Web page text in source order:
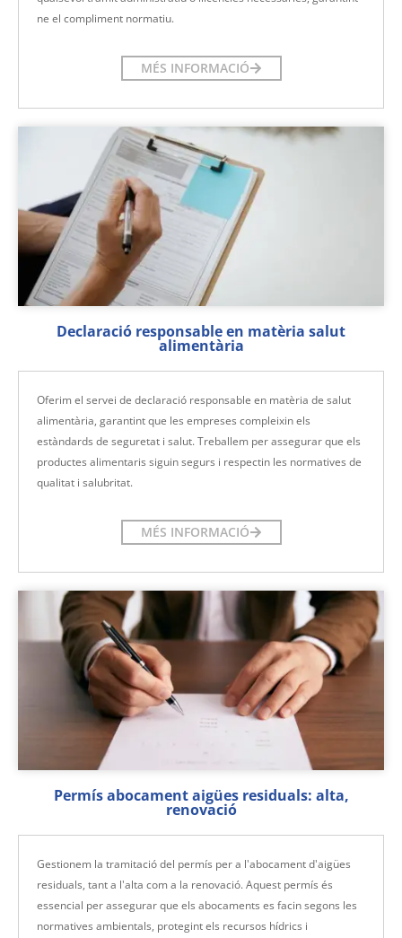
ne el compliment normatiu.
MÉS INFORMACIÓ
Declaració responsable en matèria salut
alimentària
Oferim el servei de declaració responsable en matèria de salut
alimentària, garantint que les empreses compleixin els
estàndards de seguretat i salut. Treballem per assegurar que els
productes alimentaris siguin segurs i respectin les normatives de
qualitat i salubritat.
MÉS INFORMACIÓ
Permís abocament aigües residuals: alta,
renovació
Gestionem la tramitació del permís per a l'abocament d'aigües
residuals, tant a l'alta com a la renovació. Aquest permís és
essencial per assegurar que els abocaments es facin segons les
normatives ambientals, protegint els recursos hídrics i